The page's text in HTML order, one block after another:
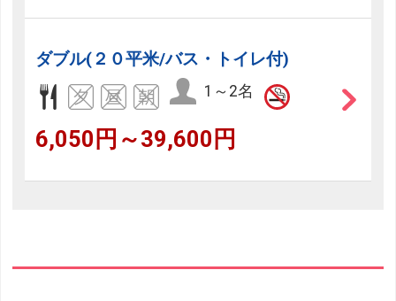
ダブル(２０平米/バス・トイレ付)
1～2名
6,050円～39,600円